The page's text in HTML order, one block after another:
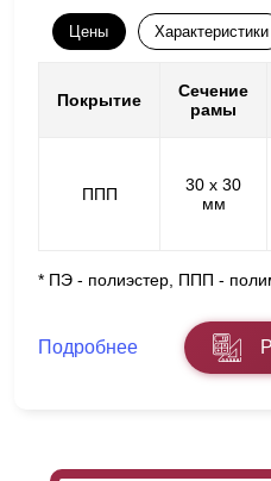
Цены Характеристики
Покрытие
Сечение
рамы
ППП
30 х 30
мм
* ПЭ - полиэстер, ППП -
Подробнее